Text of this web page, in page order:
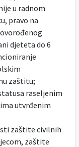
u radnom
pravo na
djeteta do 6
zaštitu;
raseljenim
utvrđenim
zaštite civilnih
zaštite